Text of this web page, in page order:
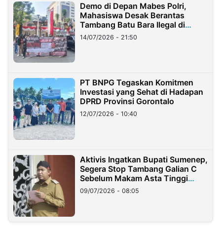
Demo di Depan Mabes Polri,
Mahasiswa Desak Berantas
Tambang Batu Bara Ilegal di
Lampung
14/07/2026 - 21:50
PT BNPG Tegaskan Komitmen
Investasi yang Sehat di Hadapan
DPRD Provinsi Gorontalo
12/07/2026 - 10:40
Aktivis Ingatkan Bupati Sumenep,
Segera Stop Tambang Galian C
Sebelum Makam Asta Tinggi
Longsor
09/07/2026 - 08:05